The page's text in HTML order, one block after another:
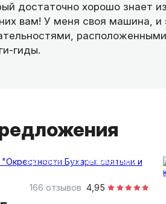
достаточно хорошо знает
вам! У меня своя машина,
гиды.
4,5 часа
на автомобиле
4,95
166 отзывов